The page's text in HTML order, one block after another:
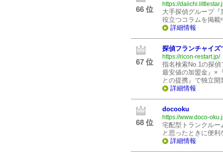
66 位
https://
大手探偵グループ
役立つコラムを掲載
詳細情報
67 位
探偵フランチャイズ
https://ricon-restart.jp/
指名検索No.1の探
最安値の加盟金』×
との提携』で独立
詳細情報
68 位
docooku
https://www.doco-
宅配型トランクルー
と思ったときに便利
詳細情報